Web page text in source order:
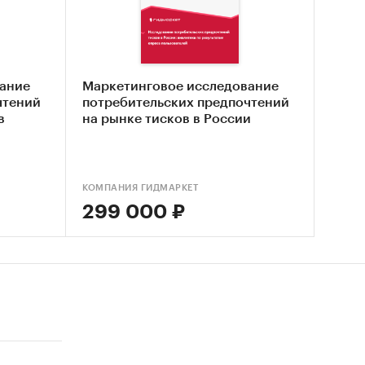
рынка
Маркетинговое исследование
потребительских предпочтений
на рынке тисков в России
КОМПАНИЯ ГИДМАРКЕТ
299 000 ₽